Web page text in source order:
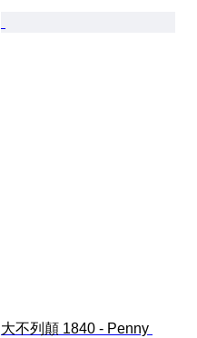
大不列顛 1840 - Penny